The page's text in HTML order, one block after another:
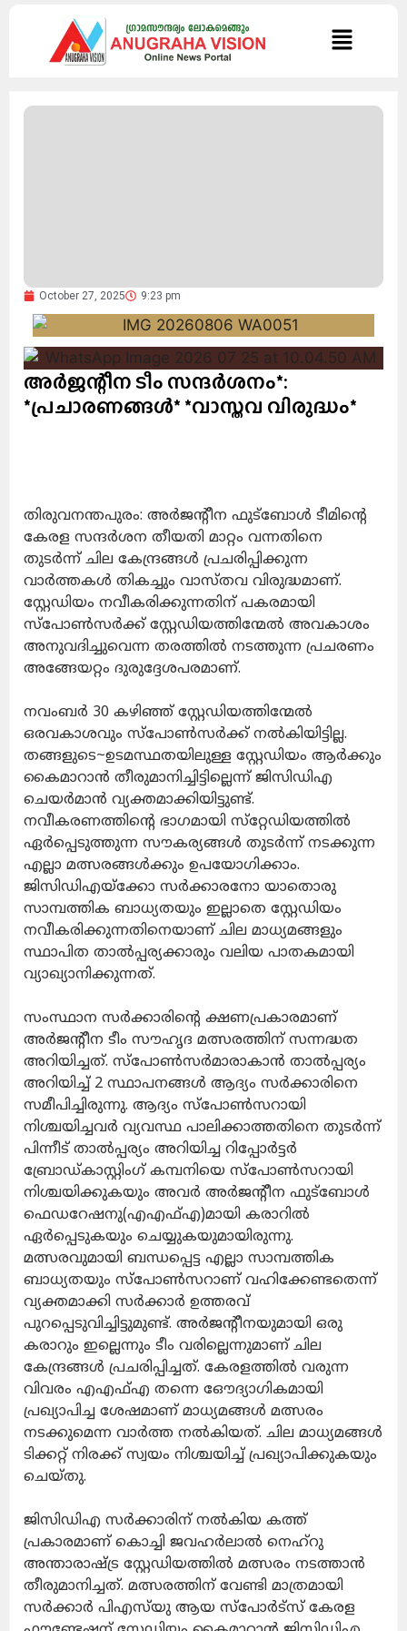
October 27, 2025 9:23 pm
അര്‍ജന്റീന ടീം സന്ദര്‍ശനം*:
*പ്രചാരണങ്ങള്‍* *വാസ്തവ വിരുദ്ധം*
തിരുവനന്തപുരം: അര്‍ജന്റീന ഫുട്‌ബോള്‍ ടീമിന്റെ
കേരള സന്ദര്‍ശന തീയതി മാറ്റം വന്നതിനെ
തുടര്‍ന്ന് ചില കേന്ദ്രങ്ങള്‍ പ്രചരിപ്പിക്കുന്ന
വാർത്തകൾ തികച്ചും വാസ്തവ വിരുദ്ധമാണ്.
സ്റ്റേഡിയം നവീകരിക്കുന്നതിന് പകരമായി
സ്‌പോണ്‍സര്‍ക്ക് സ്റ്റേഡിയത്തിന്മേല്‍ അവകാശം
അനുവദിച്ചുവെന്ന തരത്തില്‍ നടത്തുന്ന പ്രചരണം
അങ്ങേയറ്റം ദുരുദ്ദേശപരമാണ്.
നവംബര്‍ 30 കഴിഞ്ഞ് സ്റ്റേഡിയത്തിന്മേല്‍
ഒരവകാശവും സ്‌പോണ്‍സര്‍ക്ക് നല്‍കിയിട്ടില്ല.
തങ്ങളുടെ~ഉടമസ്ഥതയിലുള്ള സ്റ്റേഡിയം ആര്‍ക്കും
കൈമാറാന്‍ തീരുമാനിച്ചിട്ടില്ലെന്ന് ജിസിഡിഎ
ചെയര്‍മാന്‍ വ്യക്തമാക്കിയിട്ടുണ്ട്.
നവീകരണത്തിന്റെ ഭാഗമായി സ്‌റ്റേഡിയത്തില്‍
ഏര്‍പ്പെടുത്തുന്ന സൗകര്യങ്ങള്‍ തുടര്‍ന്ന് നടക്കുന്ന
എല്ലാ മത്സരങ്ങള്‍ക്കും ഉപയോഗിക്കാം.
ജിസിഡിഎയ്ക്കോ സര്‍ക്കാരനോ യാതൊരു
സാമ്പത്തിക ബാധ്യതയും ഇല്ലാതെ സ്റ്റേഡിയം
നവീകരിക്കുന്നതിനെയാണ് ചില മാധ്യമങ്ങളും
സ്ഥാപിത താല്‍പ്പര്യക്കാരും വലിയ പാതകമായി
വ്യാഖ്യാനിക്കുന്നത്.
സംസ്ഥാന സര്‍ക്കാരിന്റെ ക്ഷണപ്രകാരമാണ്
അര്‍ജന്റീന ടീം സൗഹൃദ മത്സരത്തിന് സന്നദ്ധത
അറിയിച്ചത്. സ്‌പോണ്‍സര്‍മാരാകാന്‍ താല്‍പ്പര്യം
അറിയിച്ച് 2 സ്ഥാപനങ്ങള്‍ ആദ്യം സര്‍ക്കാരിനെ
സമീപിച്ചിരുന്നു. ആദ്യം സ്‌പോണ്‍സറായി
നിശ്ചയിച്ചവര്‍ വ്യവസ്ഥ പാലിക്കാത്തതിനെ തുടര്‍ന്ന്
പിന്നീട് താല്‍പ്പര്യം അറിയിച്ച റിപ്പോര്‍ട്ടര്‍
ബ്രോഡ്കാസ്റ്റിംഗ് കമ്പനിയെ സ്‌പോണ്‍സറായി
നിശ്ചയിക്കുകയും അവര്‍ അര്‍ജന്റീന ഫുട്‌ബോള്‍
ഫെഡറേഷനു(എഎഫ്എ)മായി കരാറില്‍
ഏര്‍പ്പെടുകയും ചെയ്യുകയുമായിരുന്നു.
മത്സരവുമായി ബന്ധപ്പെട്ട എല്ലാ സാമ്പത്തിക
ബാധ്യതയും സ്‌പോണ്‍സറാണ് വഹിക്കേണ്ടതെന്ന്
വ്യക്തമാക്കി സര്‍ക്കാര്‍ ഉത്തരവ്
പുറപ്പെടുവിച്ചിട്ടുമുണ്ട്. അര്‍ജന്റീനയുമായി ഒരു
കരാറും ഇല്ലെന്നും ടീം വരില്ലെന്നുമാണ് ചില
കേന്ദ്രങ്ങള്‍ പ്രചരിപ്പിച്ചത്. കേരളത്തില്‍ വരുന്ന
വിവരം എഎഫ്എ തന്നെ ഔേദ്യാഗികമായി
പ്രഖ്യാപിച്ച ശേഷമാണ് മാധ്യമങ്ങള്‍ മത്സരം
നടക്കുമെന്ന വാര്‍ത്ത നല്‍കിയത്. ചില മാധ്യമങ്ങള്‍
ടിക്കറ്റ് നിരക്ക് സ്വയം നിശ്ചയിച്ച് പ്രഖ്യാപിക്കുകയും
ചെയ്തു.
ജിസിഡിഎ സര്‍ക്കാരിന് നല്‍കിയ കത്ത്
പ്രകാരമാണ് കൊച്ചി ജവഹര്‍ലാല്‍ നെഹ്‌റു
അന്താരാഷ്ട്ര സ്റ്റേഡിയത്തില്‍ മത്സരം നടത്താന്‍
തീരുമാനിച്ചത്. മത്സരത്തിന് വേണ്ടി മാത്രമായി
സര്‍ക്കാര്‍ പിഎസ്‌യു ആയ സ്‌പോര്‍ട്‌സ് കേരള